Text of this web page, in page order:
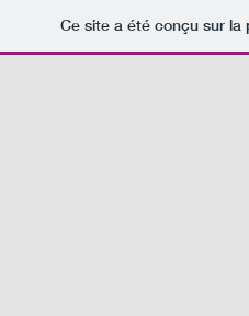
Ce site a été conçu sur